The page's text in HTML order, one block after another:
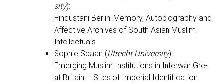
si­ty):
Hin­du­sta­ni Ber­lin: Memo­ry, Auto­bio­gra­phy and
Affec­ti­ve Archi­ves of South Asi­an Mus­lim
Intellectuals
Sophie Spa­an (Utrecht Uni­ver­si­ty):
Emer­ging Mus­lim Insti­tu­ti­ons in Inter­war Gre­
at Bri­tain – Sites of Impe­ri­al Iden­ti­fi­ca­ti­on